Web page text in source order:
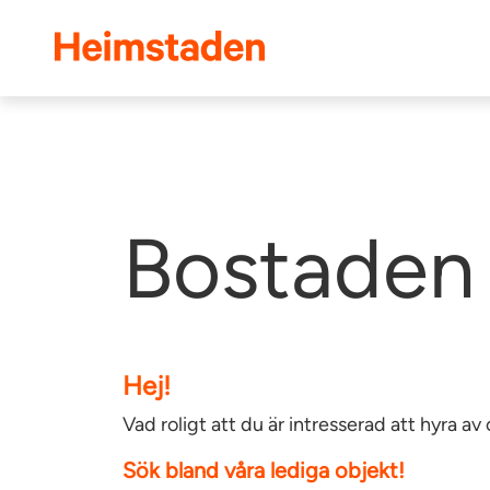
Heimstaden
Hej!
Vad roligt att du är intresserad att hyra av
Sök bland våra lediga objekt!